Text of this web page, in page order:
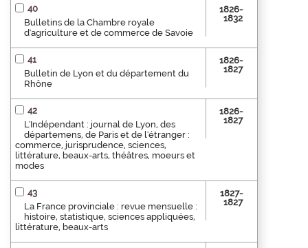
40
Bulletins de la Chambre royale
d'agriculture et de commerce de Savoie
1826-
1832
41
Bulletin de Lyon et du département du
Rhône
1826-
1827
42
L'Indépendant : journal de Lyon, des
départemens, de Paris et de l'étranger :
commerce, jurisprudence, sciences,
littérature, beaux-arts, théâtres, moeurs et
modes
1826-
1827
43
La France provinciale : revue mensuelle :
histoire, statistique, sciences appliquées,
littérature, beaux-arts
1827-
1827